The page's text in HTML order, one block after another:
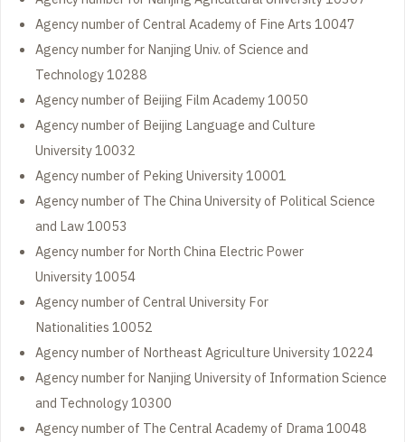
Agency number of Central Academy of Fine Arts 10047
Agency number for Nanjing Univ. of Science and
Technology 10288
Agency number of Beijing Film Academy 10050
Agency number of Beijing Language and Culture
University 10032
Agency number of Peking University 10001
Agency number of The China University of Political Science
and Law 10053
Agency number for North China Electric Power
University 10054
Agency number of Central University For
Nationalities 10052
Agency number of Northeast Agriculture University 10224
Agency number for Nanjing University of Information Science
and Technology 10300
Agency number of The Central Academy of Drama 10048